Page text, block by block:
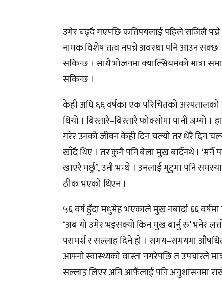
उमेर बढ्दै गएपछि कतिपयलाई पहिले सजिलै
नामक विशेष तत्व नपच्ने अवस्था पनि आउन सक्छ ।
सकिन्छ । साथै भोजनमा क्याल्सियमको मात्रा
सकिन्छ ।
केही अघि ६६ वर्षका एक परिचितको अस्पतालको
थियो । बिस्तारै–बिस्तारै फोक्सोमा पानी जम्यो
गरेर उनको जीवन केही दिन चल्यो तर धेरै दिन
खाँदै थिए । तर कुनै पनि बेला मुख बार्दैनथे ।
खाएरै मर्छु’, उनी भन्थे । उनलाई मुटुमा पनि
ठीक भएको थिएन ।
५६ वर्ष हुँदा मधुमेह भएकाले मुख नबार्दा ६६
‘अब यो उमेर भइसक्यो किन मुख बार्नु रु’ भनेर
परामर्श र सल्लाह दिने हो । समय–समयमा
आफ्नो स्वास्थ्यको वास्ता नगरेपछि त उपचारले
सल्लाह लिएर अनि आफैंलाई पनि अनुशासनमा